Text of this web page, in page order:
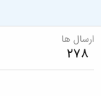
ارسال ها
278